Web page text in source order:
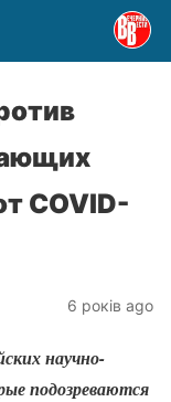
COVID-
6 років ago
научно-
подозреваются